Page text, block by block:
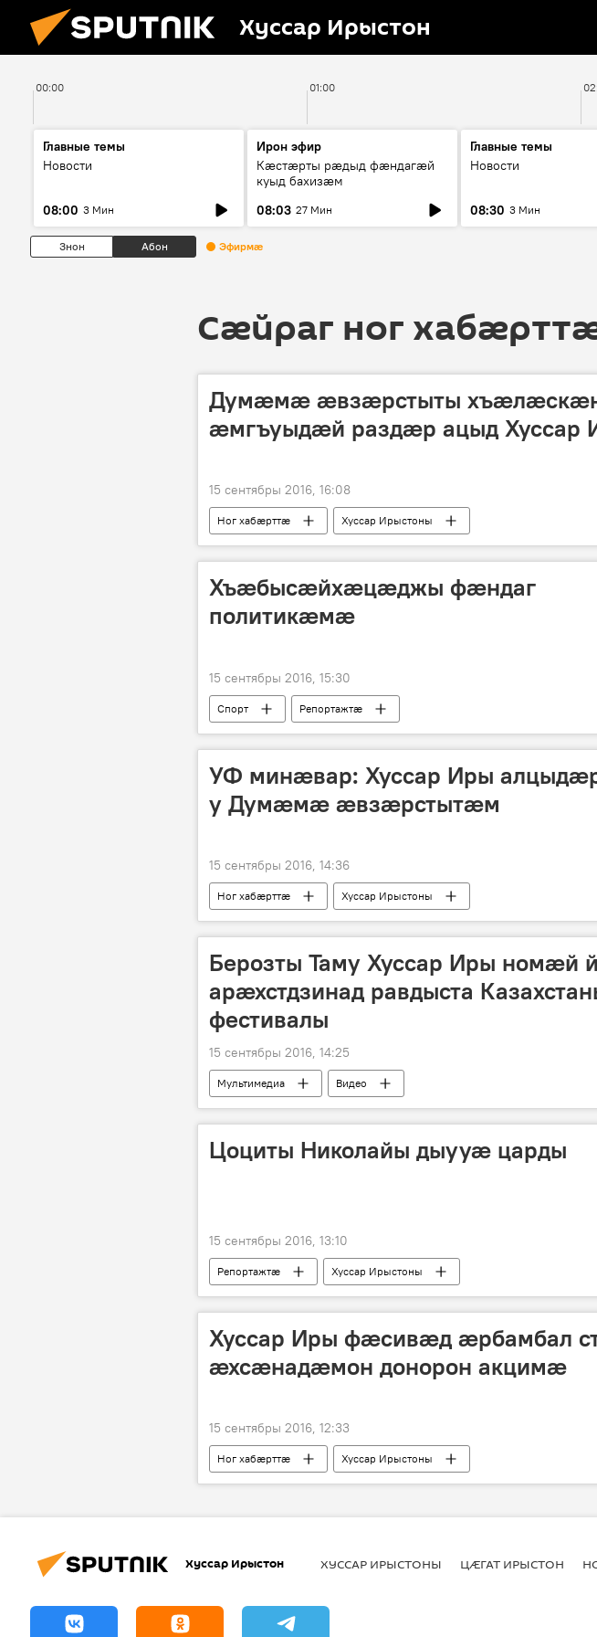
Хуссар Ирыстон
00:00 01:00
Главные темы
Новости
08:00 3 Мин
Ирон эфир
Кæстæрты рæдыд фæндагæй
куыд бахизæм
08:03 27 Мин
Главные темы
Новости
08:30 3 Мин
Знон Абон Эфирмæ
Сӕйраг ног
Думӕмӕ ӕвзӕрстыты
ӕмгъуыдӕй раздӕр ацыд Хуссар
15 сентябры 2016, 16:08
Ног хабӕрттӕ Хуссар Ирыстоны
Хъӕбысӕйхӕцӕджы фӕндаг
политикӕмӕ
15 сентябры 2016, 15:30
Спорт Репортажтӕ
УФ минӕвар: Хуссар Иры
у Думӕмӕ ӕвзӕрстытӕм
15 сентябры 2016, 14:36
Ног хабӕрттӕ Хуссар Ирыстоны
Берозты Таму Хуссар Иры номӕй
арӕхстдзинад равдыста
фестивалы
15 сентябры 2016, 14:25
Мультимедиа Видео
Цоциты Николайы дыууӕ царды
15 сентябры 2016, 13:10
Репортажтӕ Хуссар Ирыстоны
Хуссар Иры фæсивæд ӕрбамбал
ӕхсӕнадӕмон донорон акцимӕ
15 сентябры 2016, 12:33
Ног хабӕрттӕ Хуссар Ирыстоны
Хуссар Ирыстон ХУССАР ИРЫСТОНЫ ЦӔГАТ ИРЫСТОН